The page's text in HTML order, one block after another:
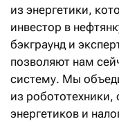
из энергетики,
инвестор в
бэкграунд и
позволяют нам
систему. Мы
из
энергетиков и